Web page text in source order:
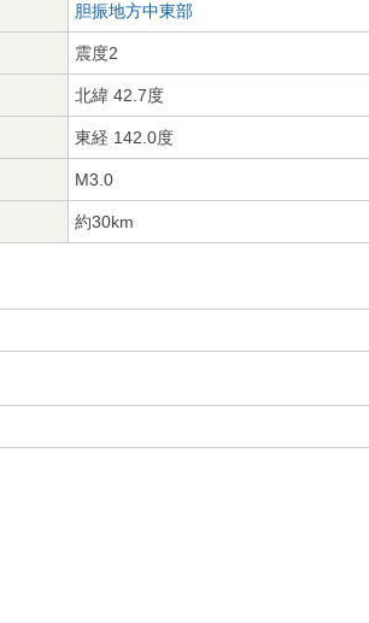
胆振地方中東部
震度2
北緯 42.7度
東経 142.0度
M3.0
約30km